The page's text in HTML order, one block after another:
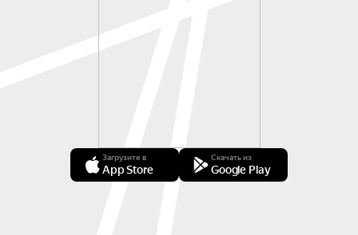
Загрузите в
App Store
Скачать из
Google Play